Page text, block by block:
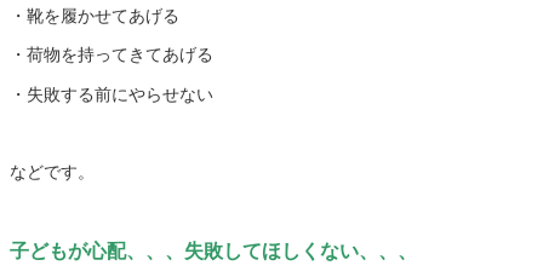
・靴を履かせてあげる
・荷物を持ってきてあげる
・失敗する前にやらせない
などです。
子どもが心配、、、失敗してほしくない、、、